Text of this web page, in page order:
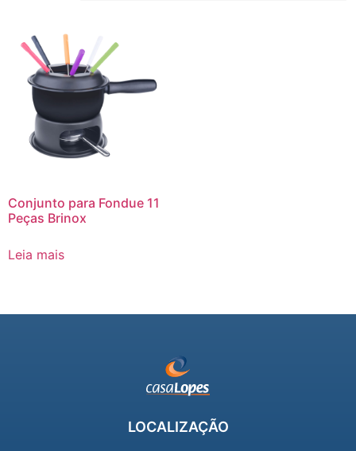
Conjunto para Fondue 11
Peças Brinox
Leia mais
LOCALIZAÇÃO